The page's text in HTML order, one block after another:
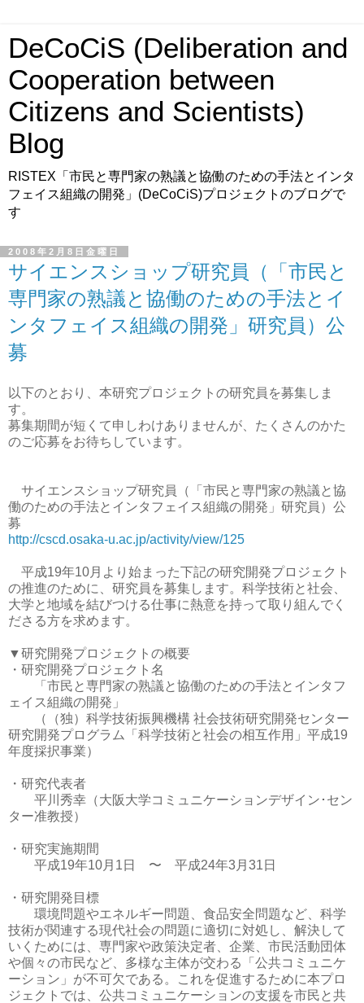
DeCoCiS (Deliberation and
Cooperation between
Citizens and Scientists)
Blog
RISTEX「市民と専門家の熟議と協働のための手法とインタ
フェイス組織の開発」(DeCoCiS)プロジェクトのブログで
す
2008年2月8日金曜日
サイエンスショップ研究員（「市民と
専門家の熟議と協働のための手法とイ
ンタフェイス組織の開発」研究員）公
募
以下のとおり、本研究プロジェクトの研究員を募集しま
す。
募集期間が短くて申しわけありませんが、たくさんのかた
のご応募をお待ちしています。
サイエンスショップ研究員（「市民と専門家の熟議と協
働のための手法とインタフェイス組織の開発」研究員）公
募
http://cscd.osaka-u.ac.jp/activity/view/125
平成19年10月より始まった下記の研究開発プロジェクト
の推進のために、研究員を募集します。科学技術と社会、
大学と地域を結びつける仕事に熱意を持って取り組んでく
ださる方を求めます。
▼研究開発プロジェクトの概要
・研究開発プロジェクト名
「市民と専門家の熟議と協働のための手法とインタフ
ェイス組織の開発」
（（独）科学技術振興機構 社会技術研究開発センター
研究開発プログラム「科学技術と社会の相互作用」平成19
年度採択事業）
・研究代表者
平川秀幸（大阪大学コミュニケーションデザイン･セン
ター准教授）
・研究実施期間
平成19年10月1日 〜 平成24年3月31日
・研究開発目標
環境問題やエネルギー問題、食品安全問題など、科学
技術が関連する現代社会の問題に適切に対処し、解決して
いくためには、専門家や政策決定者、企業、市民活動団体
や個々の市民など、多様な主体が交わる「公共コミュニケ
ーション」が不可欠である。これを促進するために本プロ
ジェクトでは、公共コミュニケーションの支援を市民と共